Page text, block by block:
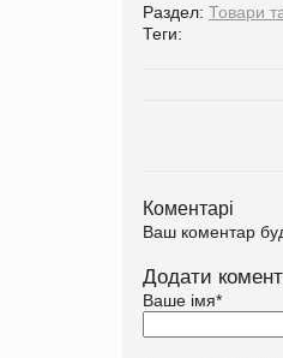
Раздел: Товари
Теги:
Коментарі
Ваш коментар
Додати
Ваше імя*